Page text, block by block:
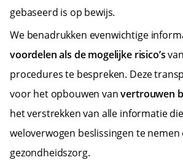
gebaseerd is op bewijs.
We benadrukken evenwichtige
voordelen als de mogelijke risico’s
procedures te bespreken. Deze
voor het opbouwen vanvertrouwen
het verstrekken van alle informatie
weloverwogen beslissingen te
gezondheidszorg.